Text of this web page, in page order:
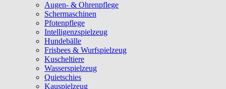
Augen- & Ohrenpflege
Schermaschinen
Pfotenpflege
Intelligenzspielzeug
Hundebälle
Frisbees & Wurfspielzeug
Kuscheltiere
Wasserspielzeug
Quietschies
Kauspielzeug